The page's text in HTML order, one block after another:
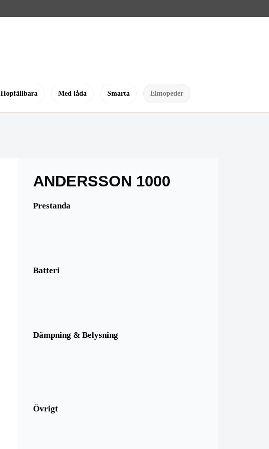
Hopfällbara Med låda Smarta Elmopeder
ANDERSSON 1000
Prestanda
Batteri
Dämpning & Belysning
Övrigt